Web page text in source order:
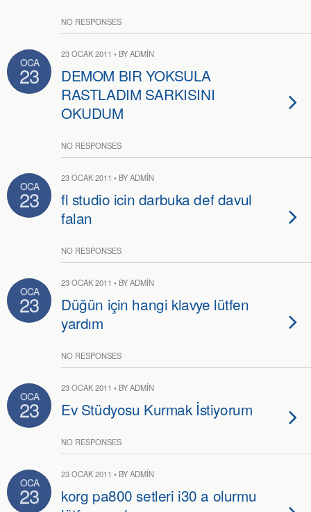
NO RESPONSES
OCA
23
23 OCAK 2011 • BY ADMIN
DEMOM BIR YOKSULA
RASTLADIM SARKISINI
OKUDUM
NO RESPONSES
OCA
23
23 OCAK 2011 • BY ADMIN
fl studio icin darbuka def davul
falan
NO RESPONSES
OCA
23
23 OCAK 2011 • BY ADMIN
Düğün için hangi klavye lütfen
yardım
NO RESPONSES
OCA
23
23 OCAK 2011 • BY ADMIN
Ev Stüdyosu Kurmak İstiyorum
NO RESPONSES
OCA
23
23 OCAK 2011 • BY ADMIN
korg pa800 setleri i30 a olurmu